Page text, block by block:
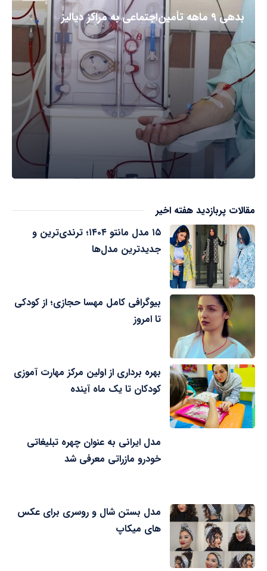
بدهی ۹ ماهه تأمین‌اجتماعی به مراکز دیالیز
مقالات پربازدید هفته اخیر
۱۵ مدل مانتو ۱۴۰۴؛ ترندی‌ترین و
جدیدترین مدل‌ها
بیوگرافی کامل مهسا حجازی؛ از کودکی
تا امروز
بهره برداری از اولین مرکز مهارت آموزی
کودکان تا یک ماه آینده
مدل ایرانی به عنوان چهره تبلیغاتی
خودرو مازراتی معرفی شد
مدل بستن شال و روسری برای عکس
های میکاپ